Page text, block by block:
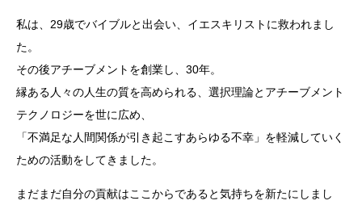
私は、29歳でバイブルと出会い、イエスキリストに救われまし
た。
その後アチーブメントを創業し、30年。
縁ある人々の人生の質を高められる、選択理論とアチーブメント
テクノロジーを世に広め、
「不満足な人間関係が引き起こすあらゆる不幸」を軽減していく
ための活動をしてきました。
まだまだ自分の貢献はここからであると気持ちを新たにしまし